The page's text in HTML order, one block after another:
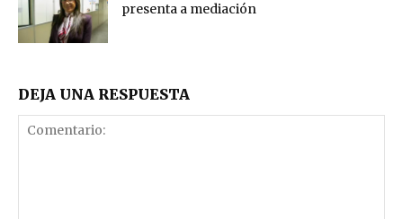
presenta a mediación
DEJA UNA RESPUESTA